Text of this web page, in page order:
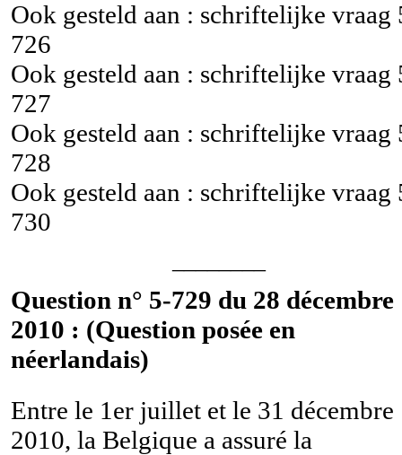
Ook gesteld aan : schriftelijke vraag
726
Ook gesteld aan : schriftelijke vraag
727
Ook gesteld aan : schriftelijke vraag
728
Ook gesteld aan : schriftelijke vraag
730
Question n° 5-729 du 28 décembre
2010 : (Question posée en
néerlandais)
Entre le 1er juillet et le 31 décembre
2010, la Belgique a assuré la